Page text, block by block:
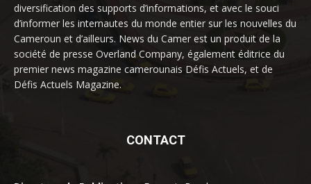
diversification des supports d’informations, et avec le souci
d’informer les internautes du monde entier sur les nouvelles du
Cameroun et d’ailleurs. News du Camer est un produit de la
société de presse Overland Company, également éditrice du
premier news magazine camerounais Défis Actuels, et de
Défis Actuels Magazine.
CONTACT